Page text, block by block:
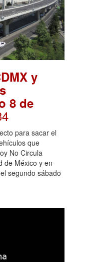
y
8 de
para sacar el
que
No Circula
de México y en
segundo sábado